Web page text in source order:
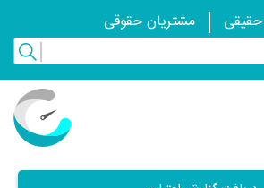
مشتریان حقوقی